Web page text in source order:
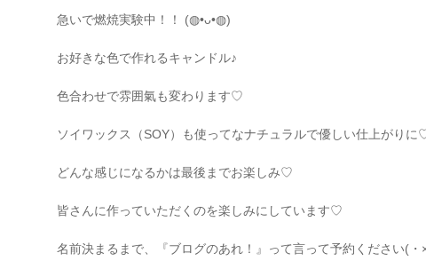
急いで燃焼実験中！！ (◍•ᴗ•◍)
お好きな色で作れるキャンドル♪
色合わせで雰囲氣も変わります♡
ソイワックス（SOY）も使ってなナチュラルで優しい仕上がりに
どんな感じになるかは最後までお楽しみ♡
皆さんに作っていただくのを楽しみにしています♡
名前決まるまで、『ブログのあれ！』って言って予約ください(